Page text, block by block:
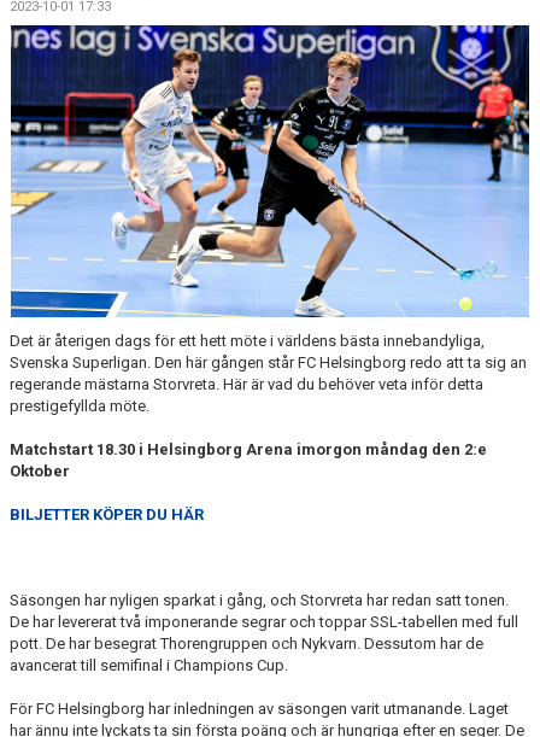
WEBSHOP
SOLAR PARK
2023-10-01 17:33
Det är återigen dags för ett hett möte i världens bästa innebandyliga,
Svenska Superligan. Den här gången står FC Helsingborg redo att ta sig an
regerande mästarna Storvreta. Här är vad du behöver veta inför detta
prestigefyllda möte.
Matchstart 18.30 i Helsingborg Arena imorgon måndag den 2:e
Oktober
BILJETTER KÖPER DU HÄR
Säsongen har nyligen sparkat i gång, och Storvreta har redan satt tonen.
De har levererat två imponerande segrar och toppar SSL-tabellen med full
pott. De har besegrat Thorengruppen och Nykvarn. Dessutom har de
avancerat till semifinal i Champions Cup.
För FC Helsingborg har inledningen av säsongen varit utmanande. Laget
har ännu inte lyckats ta sin första poäng och är hungriga efter en seger. De